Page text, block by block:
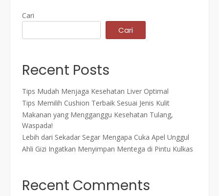
Cari
Cari
Recent Posts
Tips Mudah Menjaga Kesehatan Liver Optimal
Tips Memilih Cushion Terbaik Sesuai Jenis Kulit
Makanan yang Mengganggu Kesehatan Tulang,
Waspada!
Lebih dari Sekadar Segar Mengapa Cuka Apel Unggul
Ahli Gizi Ingatkan Menyimpan Mentega di Pintu Kulkas
Recent Comments